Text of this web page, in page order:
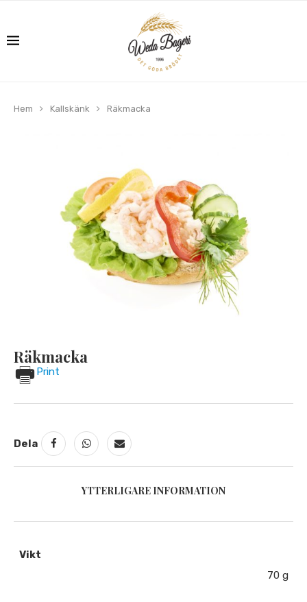
Hem Kallskänk Räkmacka
Räkmacka
Print
Dela
YTTERLIGARE INFORMATION
Vikt
70 g